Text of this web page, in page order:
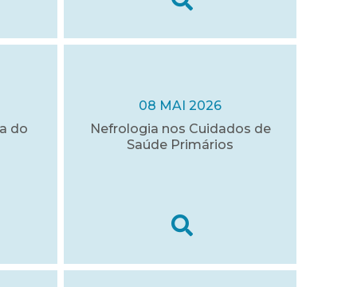
do
08 MAI 2026
Nefrologia nos Cuidados de
Saúde Primários